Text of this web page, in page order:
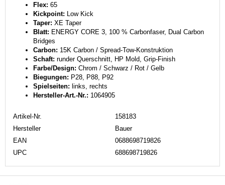
Flex: 65
Kickpoint: Low Kick
Taper: XE Taper
Blatt: ENERGY CORE 3, 100 % Carbonfaser, Dual Carbon
Bridges
Carbon: 15K Carbon / Spread-Tow-Konstruktion
Schaft: runder Querschnitt, HP Mold, Grip-Finish
Farbe/Design: Chrom / Schwarz / Rot / Gelb
Biegungen: P28, P88, P92
Spielseiten: links, rechts
Hersteller-Art.-Nr.: 1064905
Artikel-Nr.
158183
Hersteller
Bauer
EAN
0688698719826
UPC
688698719826